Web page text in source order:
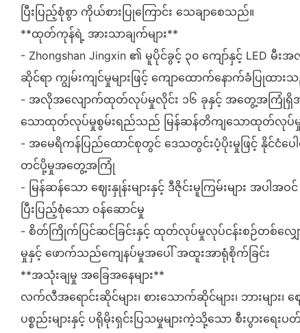
ပြီးပြည့်စုံစွာ ကိုယ်စားပြုကြောင်း သေချာစေသည်။
**ထုတ်ကုန်ရဲ့ အားသာချက်များ**
- Zhongshan Jingxin ၏ မူပိုင်ခွင့် ၃၀ ကျော်နှင့် LED မီ
ဆိုင်ရာ ကျွမ်းကျင်မှုများဖြင့် ကျောထောက်နောက်ခံပြုထား
- အလိုအလျောက်ထုတ်လုပ်မှုလိုင်း ၁၆ ခုနှင့် အတွေ့အကြုံရှိအင်ဂ
သောထုတ်လုပ်မှုစွမ်းရည်သည် မြန်ဆန်တိကျသောထုတ်လုပ်
- အမေရိကန်ပြည်ထောင်စုတွင် ဒေသတွင်းပံ့ပိုးမှုဖြင့် နိုင်ငံပေ
တင်ပို့မှုအတွေ့အကြုံ
- မြန်ဆန်သော ဈေးနှုန်းများနှင့် ဒီဇိုင်းမူကြမ်းများ အပါ
ပြီးပြည့်စုံသော ဝန်ဆောင်မှု
- စိတ်ကြိုက်ပြင်ဆင်ခြင်းနှင့် ထုတ်လုပ်မှုလုပ်ငန်းစဉ်တစ်လ
မှုနှင့် ဖောက်သည်ကျေနပ်မှုအပေါ် အထူးအာရုံစိုက်ခြင်း
**အသုံးချမှု အခြေအနေများ**
လက်လီအရောင်းဆိုင်များ၊ စားသောက်ဆိုင်များ၊ ဘားများ
ပစ္စည်းများနှင့် ပရိုမိုးရှင်းပြသမှုများကဲ့သို့သော စီးပွားရေ